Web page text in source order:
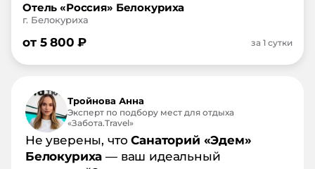
Отель «Россия» Белокуриха
г. Белокуриха
от 5 800 ₽ за 1 сутки
Тройнова Анна
Эксперт по подбору мест для отдыха
«Забота.Travel»
Не уверены, чтоСанаторий «Эдем»
Белокуриха — ваш идеальный